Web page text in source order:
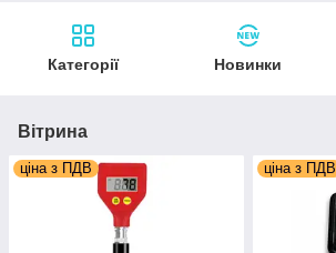
Категорії Новинки
Вітрина
ціна з ПДВ ціна з ПДВ